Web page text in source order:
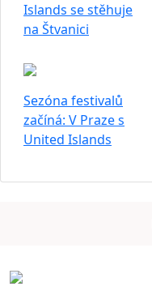
Islands se stěhuje
na Štvanici
Sezóna festivalů
začíná: V Praze s
United Islands